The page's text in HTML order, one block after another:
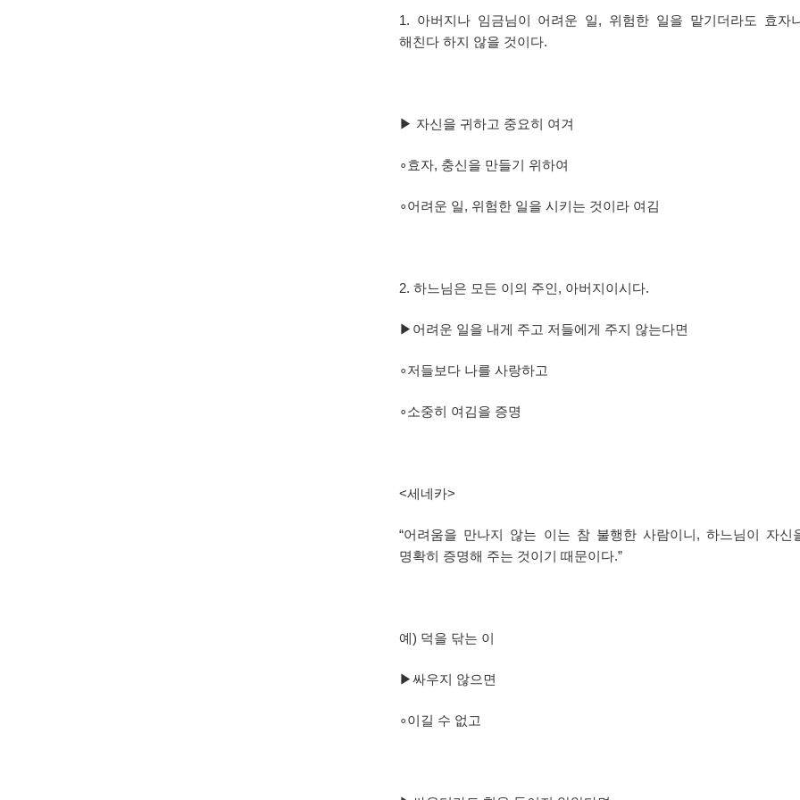
1. 아버지나 임금님이 어려운 일, 위험한 일을 맡기더라도 효자
해친다 하지 않을 것이다.
▶ 자신을 귀하고 중요히 여겨
∘효자, 충신을 만들기 위하여
∘어려운 일, 위험한 일을 시키는 것이라 여김
2. 하느님은 모든 이의 주인 , 아버지이시다.
▶ 어려운 일을 내게 주고 저들에게 주지 않는다면
∘저들보다 나를 사랑하고
∘소중히 여김을 증명
<세네카>
“어려움을 만나지 않는 이는 참 불행한 사람이니 ,하느님이 자신
명확히 증명해 주는 것이기 때문이다.”
예 ) 덕을 닦는 이
▶싸우지 않으면
∘이길 수 없고